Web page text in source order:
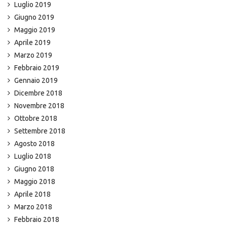
Luglio 2019
Giugno 2019
Maggio 2019
Aprile 2019
Marzo 2019
Febbraio 2019
Gennaio 2019
Dicembre 2018
Novembre 2018
Ottobre 2018
Settembre 2018
Agosto 2018
Luglio 2018
Giugno 2018
Maggio 2018
Aprile 2018
Marzo 2018
Febbraio 2018